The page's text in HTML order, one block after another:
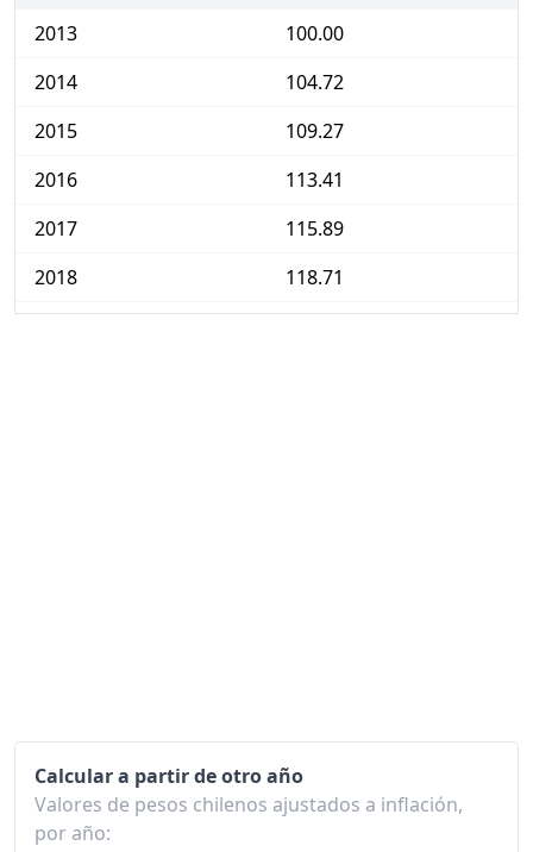
2013
100.00
2014
104.72
2015
109.27
2016
113.41
2017
115.89
2018
118.71
Calcular a partir de otro año
Valores de pesos chilenos ajustados a inflación,
por año: